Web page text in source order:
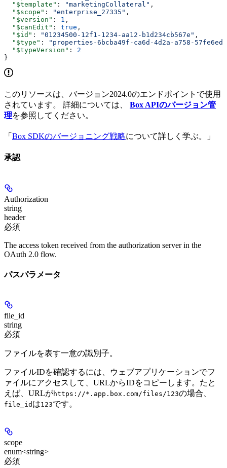
  "$template"
: "marketingCollateral" ,
  "$scope"
: "enterprise_27335" ,
  "$version"
: 1 ,
  "$canEdit"
: true ,
  "$id"
: "01234500-12f1-1234-aa12-b1d234cb567e" ,
  "$type"
:
"properties-6bcba49f-ca6d-4d2a-a758-
  "$typeVersion"
: 2
}
このリソースは、バージョン2024.0のエンドポイントで使用
されています。 詳細については、 Box APIのバージョン管
理を参照してください。
「 Box SDKのバージョニング戦略について詳しく学ぶ。」
承認
Authorization
string
header
必須
The access token received from the authorization server in the
OAuth 2.0 flow.
パスパラメータ
file_id
string
必須
ファイルを表す一意の識別子。
ファイルIDを確認するには、ウェブアプリケーションでフ
ァイルにアクセスして、URLからIDをコピーします。たと
えば、URLがhttps://*.app.box.com/files/123の場合、
file_id は123です。
scope
enum<string>
必須